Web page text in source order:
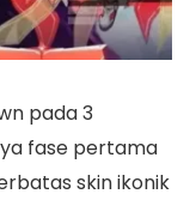
pada 3
fase pertama
skin ikonik